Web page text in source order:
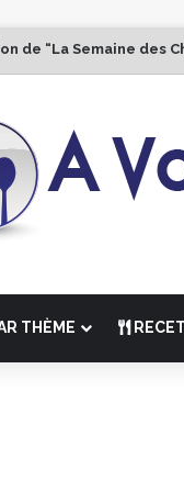
de “La Semaine des
THÈME